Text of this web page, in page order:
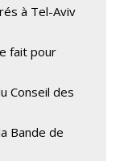
à Tel-Aviv
fait pour
Conseil des
Bande de